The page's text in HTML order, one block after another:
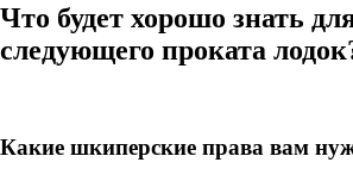
Что будет хорошо знать
следующего проката
Какие шкиперские права вам